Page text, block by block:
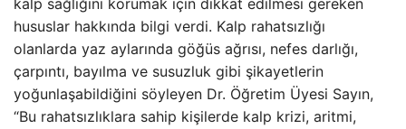
kalp sağlığını korumak için dikkat edilmesi gereken
hususlar hakkında bilgi verdi. Kalp rahatsızlığı
olanlarda yaz aylarında göğüs ağrısı, nefes darlığı,
çarpıntı, bayılma ve susuzluk gibi şikayetlerin
yoğunlaşabildiğini söyleyen Dr. Öğretim Üyesi Sayın,
“Bu rahatsızlıklara sahip kişilerde kalp krizi, aritmi,